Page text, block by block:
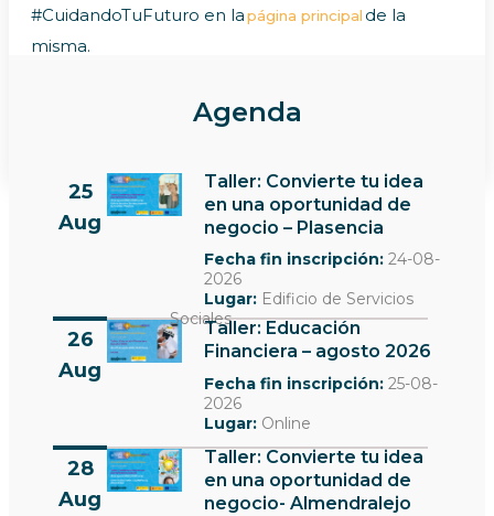
#CuidandoTuFuturo en lapágina principal de la
misma.
Ver más noticias
Agenda
25
Aug
Taller: Convierte tu idea
en una oportunidad de
negocio – Plasencia
Fecha fin inscripción: 24-08-
2026
Lugar: Edificio de Servicios
Sociales
26
Aug
Taller: Educación
Financiera – agosto 2026
Fecha fin inscripción: 25-08-
2026
Lugar: Online
28
Aug
Taller: Convierte tu idea
en una oportunidad de
negocio- Almendralejo